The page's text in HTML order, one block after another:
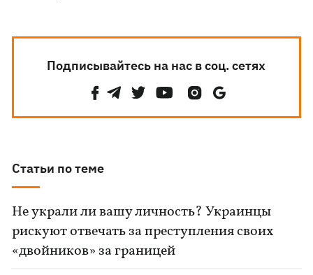
Подписывайтесь на нас в соц. сетях
Статьи по теме
Не украли ли вашу личность? Украинцы
рискуют отвечать за преступления своих
«двойников» за границей